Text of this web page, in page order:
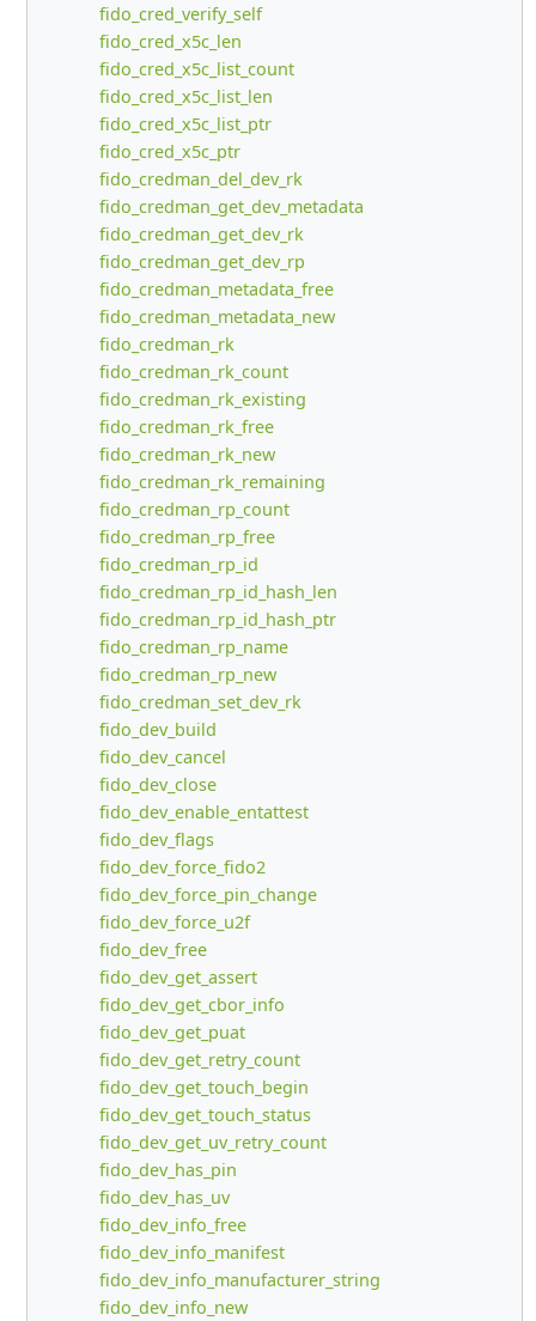
fido_cred_verify_self
fido_cred_x5c_len
fido_cred_x5c_list_count
fido_cred_x5c_list_len
fido_cred_x5c_list_ptr
fido_cred_x5c_ptr
fido_credman_del_dev_rk
fido_credman_get_dev_metadata
fido_credman_get_dev_rk
fido_credman_get_dev_rp
fido_credman_metadata_free
fido_credman_metadata_new
fido_credman_rk
fido_credman_rk_count
fido_credman_rk_existing
fido_credman_rk_free
fido_credman_rk_new
fido_credman_rk_remaining
fido_credman_rp_count
fido_credman_rp_free
fido_credman_rp_id
fido_credman_rp_id_hash_len
fido_credman_rp_id_hash_ptr
fido_credman_rp_name
fido_credman_rp_new
fido_credman_set_dev_rk
fido_dev_build
fido_dev_cancel
fido_dev_close
fido_dev_enable_entattest
fido_dev_flags
fido_dev_force_fido2
fido_dev_force_pin_change
fido_dev_force_u2f
fido_dev_free
fido_dev_get_assert
fido_dev_get_cbor_info
fido_dev_get_puat
fido_dev_get_retry_count
fido_dev_get_touch_begin
fido_dev_get_touch_status
fido_dev_get_uv_retry_count
fido_dev_has_pin
fido_dev_has_uv
fido_dev_info_free
fido_dev_info_manifest
fido_dev_info_manufacturer_string
fido_dev_info_new